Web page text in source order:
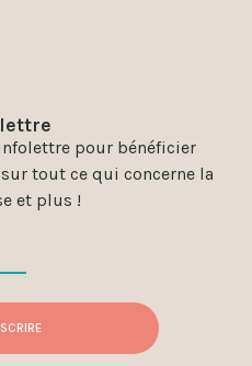
pour bénéficier
tout ce qui concerne la
et plus !